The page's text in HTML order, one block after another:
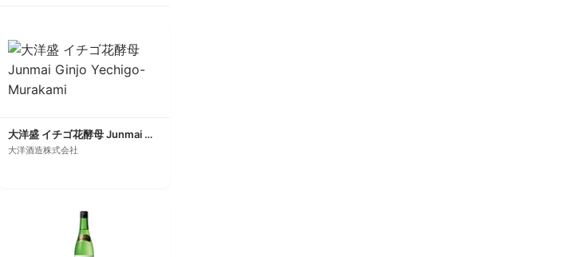
大洋盛 イチゴ花酵母 Junmai Ginjo Yechigo-Murakami
大洋酒造株式会社